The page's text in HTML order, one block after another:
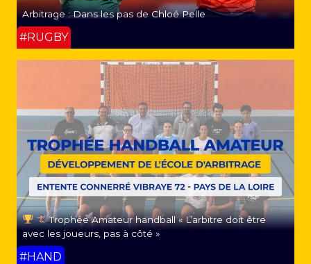
Arbitrage : Dans les pas de Chloé Pelle
#RUGBY
Trophée Amateur handball « L’arbitre doit être
avec les joueurs, pas à côté »
#HAND